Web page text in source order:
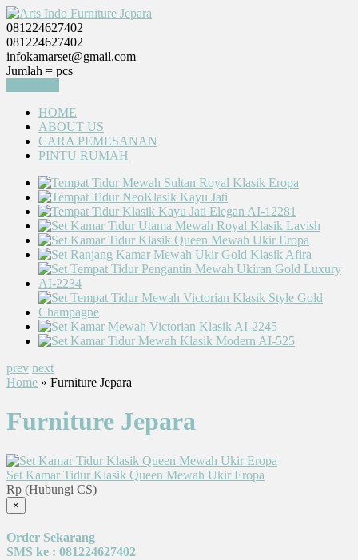
081224627402
081224627402
infokamarset@gmail.com
Jumlah = pcs
HOME
ABOUT US
CARA PEMESANAN
PINTU RUMAH
prev next
Home » Furniture Jepara
Furniture Jepara
Set Kamar Tidur Klasik Queen Mewah Ukir Eropa
Rp (Hubungi CS)
×
Order Sekarang
SMS ke : 081224627402